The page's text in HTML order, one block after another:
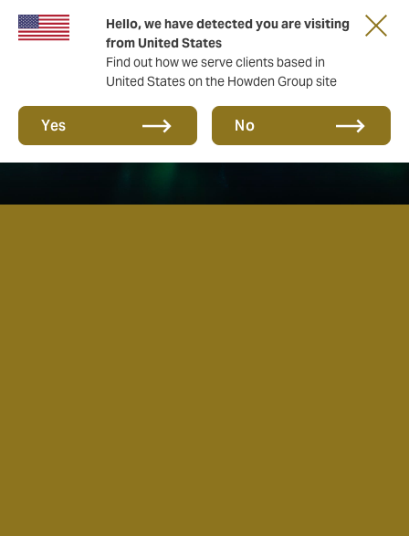
Hello, we have detected you are visiting
from United States
Find out how we serve clients based in
United States on the Howden Group site
Yes No
Tärkeää asiaa sinulle taloyhtiön hallituksen
jäsen!